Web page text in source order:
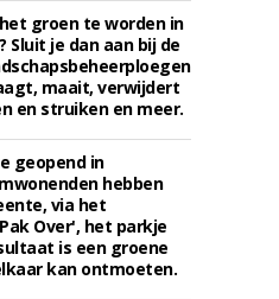
groen te worden in
Sluit je dan aan bij de
maait, verwijdert
en struiken en meer.
geopend in
hebben
via het
Over', het parkje
is een groene
kan ontmoeten.